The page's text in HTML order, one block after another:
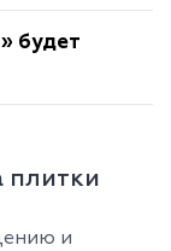
будет
плитки
и